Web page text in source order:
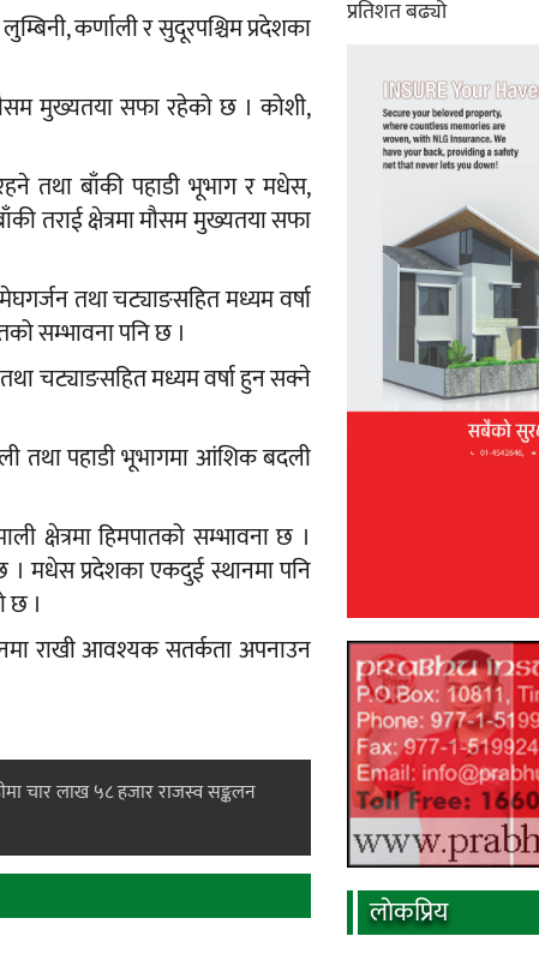
कर्णाली र सुदूरपश्चिम प्रदेशका
मुख्यतया सफा रहेको छ । कोशी,
तथा बाँकी पहाडी भूभाग र मधेस,
तराई क्षेत्रमा मौसम मुख्यतया सफा
तथा चट्याङसहित मध्यम वर्षा
सम्भावना पनि छ ।
चट्याङसहित मध्यम वर्षा हुन सक्ने
तथा पहाडी भूभागमा आंशिक बदली
क्षेत्रमा हिमपातको सम्भावना छ ।
। मधेस प्रदेशका एकदुई स्थानमा पनि
छ ।
राखी आवश्यक सतर्कता अपनाउन
चार लाख ५८ हजार राजस्व सङ्कलन
लाेकप्रिय